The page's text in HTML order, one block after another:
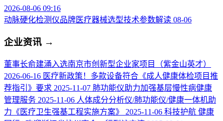
2026-08-06 09:16
动脉硬化检测仪品牌医疗器械选型技术参数解读 08-06
企业资讯 →
董事长俞建涌入选南京市创新型企业家项目（紫金山英才）
2026-06-16 医疗新政策！多款设备符合《成人健康体检项目推
荐指引》要求 2025-11-07 肺功能仪助力加强基层慢性病健康
管理服务 2025-11-06 人体成分分析仪/肺功能仪/健康一体机助
力《医疗卫生强基工程实施方案》
2025-11-06 科技护航 健康